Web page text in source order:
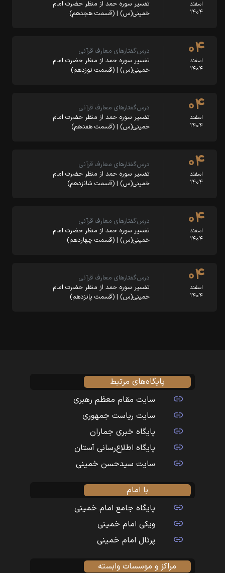
اسفند
۱۴۰۴
تفسیر سوره حمد از منظر حضرت امام
خمینی(س) | (قسمت هجدهم)
۰۴
اسفند
۱۴۰۴
درس‌گفتارهای معارف قرآنی
تفسیر سوره حمد از منظر حضرت امام
خمینی(س) | (قسمت نوزدهم)
۰۴
اسفند
۱۴۰۴
درس‌گفتارهای معارف قرآنی
تفسیر سوره حمد از منظر حضرت امام
خمینی(س) | (قسمت هفدهم)
۰۴
اسفند
۱۴۰۴
درس‌گفتارهای معارف قرآنی
تفسیر سوره حمد از منظر حضرت امام
خمینی(س) | (قسمت شانزدهم)
۰۴
اسفند
۱۴۰۴
درس‌گفتارهای معارف قرآنی
تفسیر سوره حمد از منظر حضرت امام
خمینی(س) | (قسمت چهاردهم)
۰۴
اسفند
۱۴۰۴
درس‌گفتارهای معارف قرآنی
تفسیر سوره حمد از منظر حضرت امام
خمینی(س) | (قسمت پانزدهم)
پایگاه‌های مرتبط
سایت مقام معظم رهبری
سایت ریاست جمهوری
پایگاه خبری جماران
پایگاه اطلاع‌رسانی آستان
سایت سیدحسن خمینی
با امام
پایگاه جامع امام خمینی
ویکی امام خمینی
پرتال امام خمینی
مراکز و موسسات وابسته